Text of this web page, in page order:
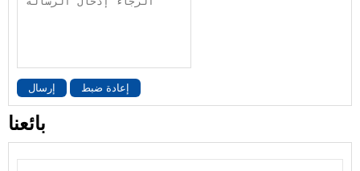
إرسال إعادة ضبط
بائعنا